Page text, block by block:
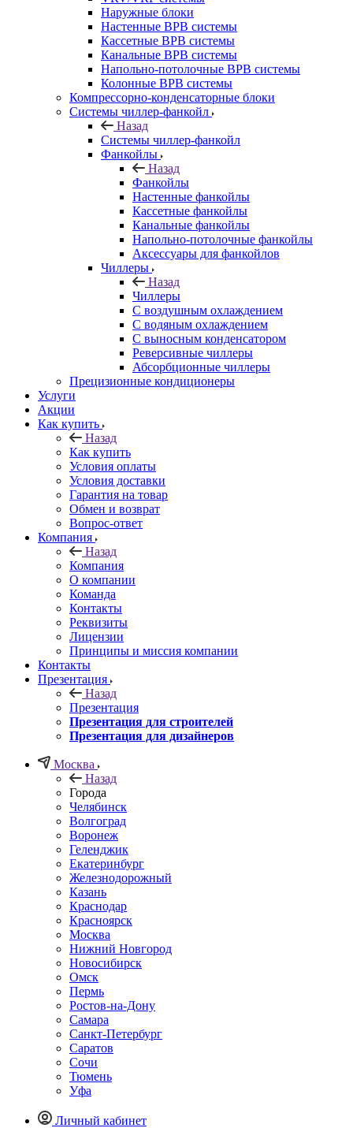
Наружные блоки
Настенные ВРВ системы
Кассетные ВРВ системы
Канальные ВРВ системы
Напольно-потолочные ВРВ системы
Колонные ВРВ системы
Компрессорно-конденсаторные блоки
Системы чиллер-фанкойл
Назад
Системы чиллер-фанкойл
Фанкойлы
Назад
Фанкойлы
Настенные фанкойлы
Кассетные фанкойлы
Канальные фанкойлы
Напольно-потолочные фанкойлы
Аксессуары для фанкойлов
Чиллеры
Назад
Чиллеры
С воздушным охлаждением
С водяным охлаждением
С выносным конденсатором
Реверсивные чиллеры
Абсорбционные чиллеры
Прецизионные кондиционеры
Услуги
Акции
Как купить
Назад
Как купить
Условия оплаты
Условия доставки
Гарантия на товар
Обмен и возврат
Вопрос-ответ
Компания
Назад
Компания
О компании
Команда
Контакты
Реквизиты
Лицензии
Принципы и миссия компании
Контакты
Презентация
Назад
Презентация
Презентация для строителей
Презентация для дизайнеров
Москва
Назад
Города
Челябинск
Волгоград
Воронеж
Геленджик
Екатеринбург
Железнодорожный
Казань
Краснодар
Красноярск
Москва
Нижний Новгород
Новосибирск
Омск
Пермь
Ростов-на-Дону
Самара
Санкт-Петербург
Саратов
Сочи
Тюмень
Уфа
Личный кабинет